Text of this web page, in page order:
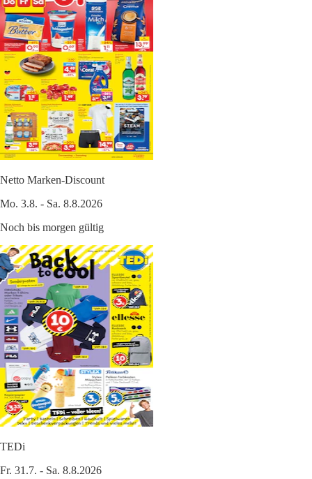
Netto Marken-Discount
Mo. 3.8. - Sa. 8.8.2026
Noch bis morgen gültig
TEDi
Fr. 31.7. - Sa. 8.8.2026